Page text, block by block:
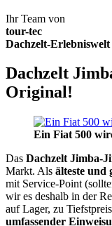
Ihr Team von
tour-tec
Dachzelt-Erlebniswelt
Dachzelt
Original!
Ein Fiat 500
Das Dachzelt Jimba-
Markt. Als älteste und
mit Service-Point
wir es deshalb in der
auf Lager, zu
umfassender